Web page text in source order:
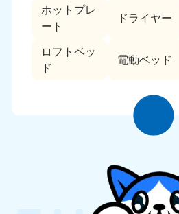
ホットプレ
ート
ドライヤー
ロフトベッ
ド
電動ベッド